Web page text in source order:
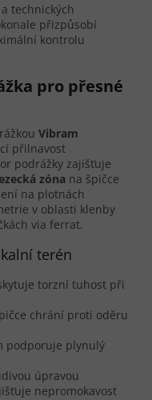
technických
přizpůsobí
kontrolu
pro přesné
Vibram
přilnavost
podrážky zajišťuje
zóna na špičce
na plotnách
v oblasti klenby
via ferrat.
terén
torzní tuhost při
chrání proti oděru
podporuje plynulý
úpravou
nepromokavost